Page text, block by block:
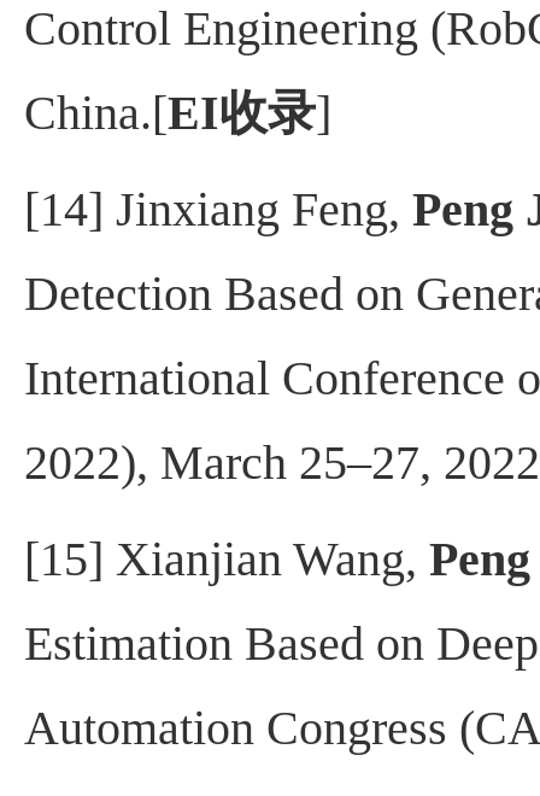
Control Engineering
China.[EI收录]
[14] Jinxiang Feng, Peng
Detection Based on
International Conference
2022), March 25–27,
[15] Xianjian Wang,
Estimation Based on
Automation Congress